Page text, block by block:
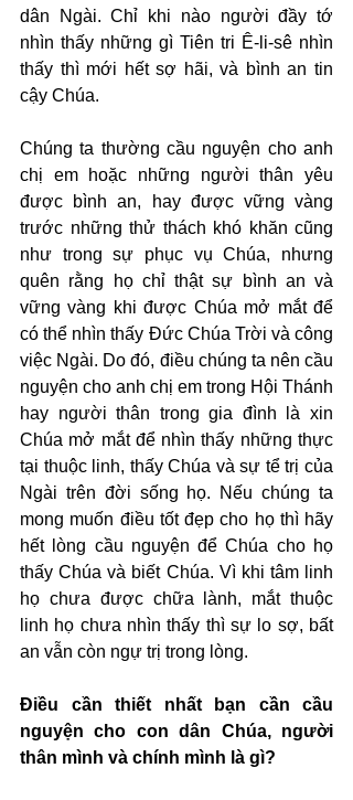
dân Ngài. Chỉ khi nào người đầy tớ
nhìn thấy những gì Tiên tri Ê-li-sê nhìn
thấy thì mới hết sợ hãi, và bình an tin
cậy Chúa.
Chúng ta thường cầu nguyện cho anh
chị em hoặc những người thân yêu
được bình an, hay được vững vàng
trước những thử thách khó khăn cũng
như trong sự phục vụ Chúa, nhưng
quên rằng họ chỉ thật sự bình an và
vững vàng khi được Chúa mở mắt để
có thể nhìn thấy Đức Chúa Trời và công
việc Ngài. Do đó, điều chúng ta nên cầu
nguyện cho anh chị em trong Hội Thánh
hay người thân trong gia đình là xin
Chúa mở mắt để nhìn thấy những thực
tại thuộc linh, thấy Chúa và sự tể trị của
Ngài trên đời sống họ. Nếu chúng ta
mong muốn điều tốt đẹp cho họ thì hãy
hết lòng cầu nguyện để Chúa cho họ
thấy Chúa và biết Chúa. Vì khi tâm linh
họ chưa được chữa lành, mắt thuộc
linh họ chưa nhìn thấy thì sự lo sợ, bất
an vẫn còn ngự trị trong lòng.
Điều cần thiết nhất bạn cần cầu
nguyện cho con dân Chúa, người
thân mình và chính mình là gì?